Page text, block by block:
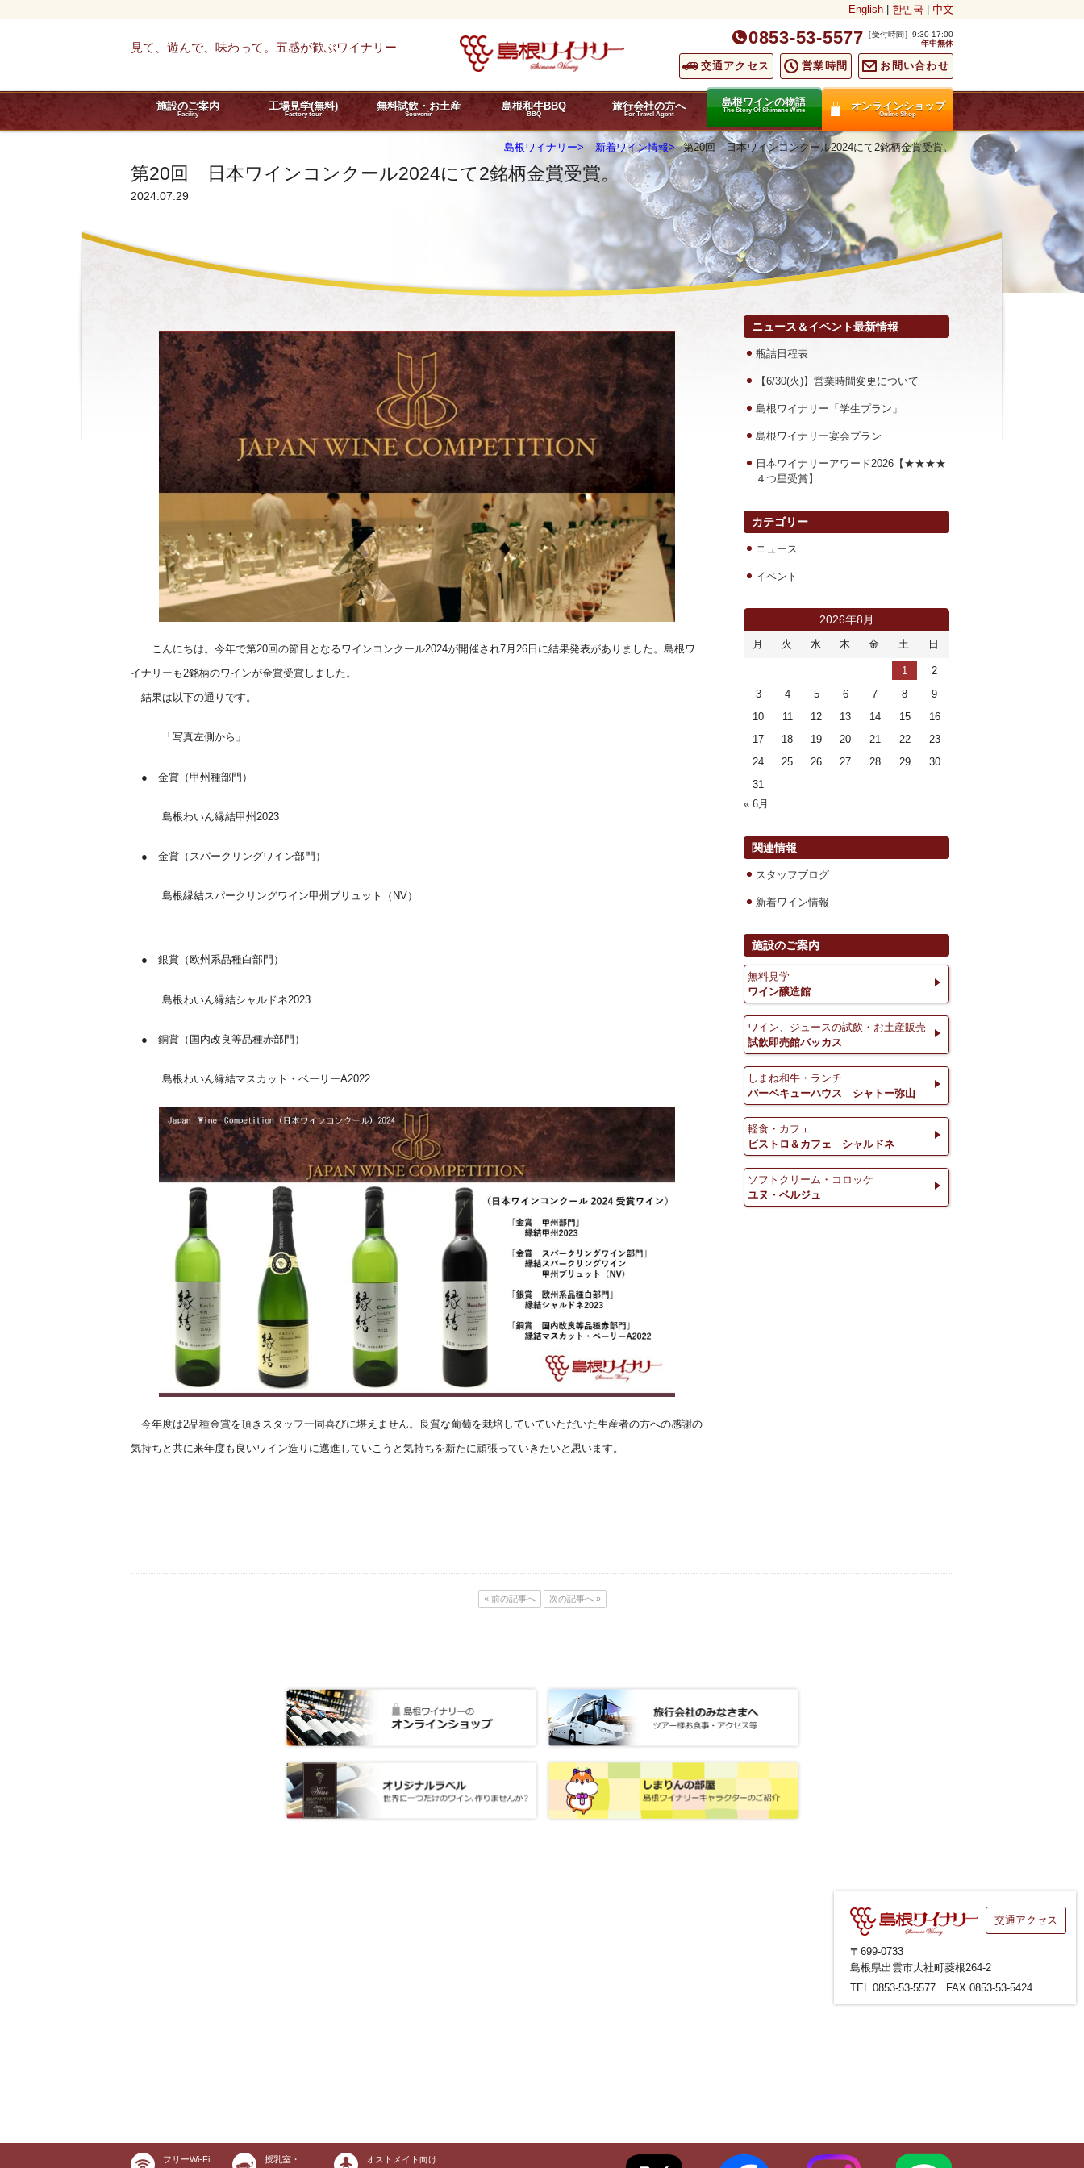
English 한민국 中文
見て、遊んで、味わって。五感が歓ぶワイナリー
［受付時間］9:30-17:00
年中無休
0853-53-5577
交通アクセス お問い合わせ
営業時間
施設のご案内
Facility
工場見学(無料)
Factory tour
無料試飲・お土産
Souvenir
島根和牛BBQ
BBQ
旅行会社の方へ
For Travel Agent
島根ワインの物語
The Story Of Shimane Wine オンラインショップ
Online Shop
島根ワイナリー 新着ワイン情報 第20回 日本ワインコンクール2024にて2銘柄金賞受賞。
第20回 日本ワインコンクール2024にて2銘柄金賞受賞。
2024.07.29
こんにちは。今年で第20回の節目となるワインコンクール2024が開催され7月26日に結果発表がありました。島根ワ
イナリーも2銘柄のワインが金賞受賞しました。
結果は以下の通りです。
「写真左側から」
● 金賞（甲州種部門）
島根わいん縁結甲州2023
● 金賞（スパークリングワイン部門）
島根縁結スパークリングワイン甲州ブリュット（NV）
● 銀賞（欧州系品種白部門）
島根わいん縁結シャルドネ2023
● 銅賞（国内改良等品種赤部門）
島根わいん縁結マスカット・ベーリーA2022
今年度は2品種金賞を頂きスタッフ一同喜びに堪えません。良質な葡萄を栽培していていただいた生産者の方への感謝の
気持ちと共に来年度も良いワイン造りに邁進していこうと気持ちを新たに頑張っていきたいと思います。
ニュース＆イベント最新情報
瓶詰日程表
【6/30(火)】営業時間変更について
島根ワイナリー「学生プラン」
島根ワイナリー宴会プラン
日本ワイナリーアワード2026【★★★★
４つ星受賞】
カテゴリー
ニュース
イベント
2026年8月
月 火 水 木 金 土 日
« 6月
1
2
3
4 5 6 7 8
9
10
11 12 13 14 15
16
17
18 19 20 21 22
23
24
25 26 27 28 29
30
31
関連情報
スタッフブログ
新着ワイン情報
施設のご案内
無料見学
ワイン醸造館
ワイン、ジュースの試飲・お土産販売
試飲即売館バッカス
しまね和牛・ランチ
バーベキューハウス シャトー弥山
軽食・カフェ
ビストロ＆カフェ シャルドネ
ソフトクリーム・コロッケ
ユヌ・ベルジュ
« 前の記事へ 次の記事へ »
交通アクセス
〒699-0733
島根県出雲市大社町菱根264-2
TEL.0853-53-5577 FAX.0853-53-5424
フリーWi-Fi
授乳室・
オストメイト向け